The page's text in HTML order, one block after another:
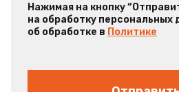
Нажимая на кнопку
на обработку персональных
об обработке в Политике